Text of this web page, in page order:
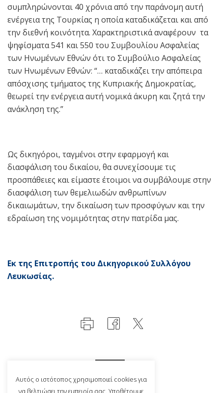
συμπληρώνονται 40 χρόνια από την παράνομη αυτή
ενέργεια της Τουρκίας η οποία καταδικάζεται και από
την διεθνή κοινότητα. Χαρακτηριστικά αναφέρουν τα
ψηφίσματα 541 και 550 του Συμβουλίου Ασφαλείας
των Ηνωμένων Εθνών ότι το Συμβούλιο Ασφαλείας
των Ηνωμένων Εθνών: “… καταδικάζει την απόπειρα
απόσχισης τμήματος της Κυπριακής Δημοκρατίας,
θεωρεί την ενέργεια αυτή νομικά άκυρη και ζητά την
ανάκληση της.”
Ως δικηγόροι, ταγμένοι στην εφαρμογή και
διασφάλιση του δικαίου, θα συνεχίσουμε τις
προσπάθειες και είμαστε έτοιμοι να συμβάλουμε στην
διασφάλιση των θεμελιωδών ανθρωπίνων
δικαιωμάτων, την δικαίωση των προσφύγων και την
εδραίωση της νομιμότητας στην πατρίδα μας.
Εκ της Επιτροπής του Δικηγορικού Συλλόγου
Λευκωσίας.
Αυτός ο ιστότοπος χρησιμοποιεί cookies για
να βελτιώσει την εμπειρία σας. Υποθέτουμε